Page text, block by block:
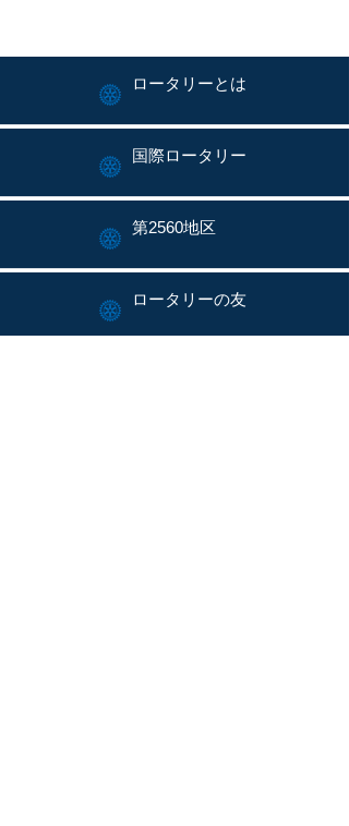
ロータリーとは
国際ロータリー
第2560地区
ロータリーの友